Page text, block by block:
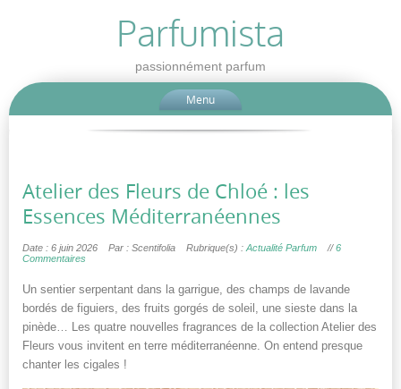
Parfumista
passionnément parfum
Menu
Atelier des Fleurs de Chloé : les
Essences Méditerranéennes
Date : 6 juin 2026 Par : Scentifolia Rubrique(s) :Actualité Parfum //6
Commentaires
Un sentier serpentant dans la garrigue, des champs de lavande
bordés de figuiers, des fruits gorgés de soleil, une sieste dans la
pinède… Les quatre nouvelles fragrances de la collection Atelier des
Fleurs vous invitent en terre méditerranéenne. On entend presque
chanter les cigales !